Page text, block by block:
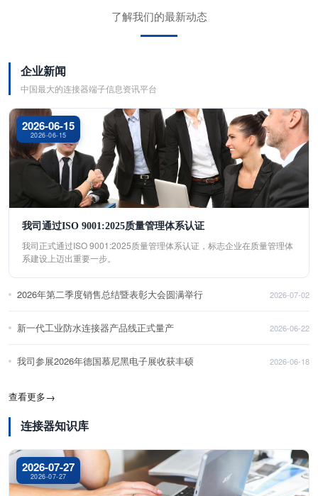
了解我们的最新动态
企业新闻
中国最大的连接器端子信息资讯平台
2026-06-15
2026-06-15
我司通过ISO 9001:2025质量管理体系认证
我司正式通过ISO 9001:2025质量管理体系认证，标志企业在质量管理体
系建设上迈出重要一步。
2026年第二季度销售总结暨表彰大会圆满举行 2026-07-02
新一代工业防水连接器产品线正式量产 2026-06-22
我司参展2026年德国慕尼黑电子展收获丰硕 2026-06-18
查看更多→
连接器知识库
2026-07-27
2026-07-27